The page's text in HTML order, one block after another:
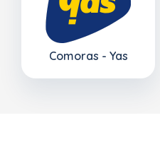
Comoras - Yas